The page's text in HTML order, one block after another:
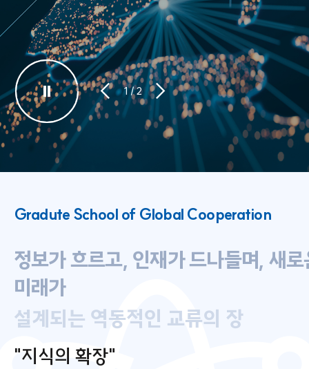
1/2
Gradute School of Global Cooperation
정보가 흐르고, 인재가 드나들며, 새로
미래가
설계되는 역동적인 교류의 장
"지식의 확장"